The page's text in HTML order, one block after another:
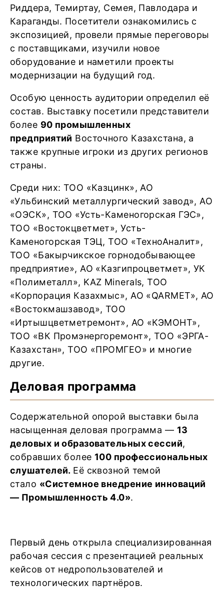
Риддера, Темиртау, Семея, Павлодара и
Караганды. Посетители ознакомились с
экспозицией, провели прямые переговоры
с поставщиками, изучили новое
оборудование и наметили проекты
модернизации на будущий год.
Особую ценность аудитории определил её
состав. Выставку посетили представители
более 90 промышленных
предприятий Восточного Казахстана, а
также крупные игроки из других регионов
страны.
Среди них: ТОО «Казцинк», АО
«Ульбинский металлургический завод», АО
«ОЭСК», ТОО «Усть-Каменогорская ГЭС»,
ТОО «Востокцветмет», Усть-
Каменогорская ТЭЦ, ТОО «ТехноАналит»,
ТОО «Бакырчикское горнодобывающее
предприятие», АО «Казгипроцветмет», УК
«Полиметалл», KAZ Minerals, ТОО
«Корпорация Казахмыс», АО «QARMET», АО
«Востокмашзавод», ТОО
«Иртышцветметремонт», АО «КЭМОНТ»,
ТОО «ВК Промэнергоремонт», ТОО «ЭРГА-
Казахстан», ТОО «ПРОМГЕО» и многие
другие.
Деловая программа
Содержательной опорой выставки была
насыщенная деловая программа — 13
деловых и образовательных сессий,
собравших более 100 профессиональных
слушателей. Её сквозной темой
стало «Системное внедрение инноваций
— Промышленность 4.0».
Первый день открыла специализированная
рабочая сессия с презентацией реальных
кейсов от недропользователей и
технологических партнёров.